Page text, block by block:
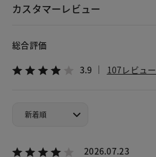
カスタマーレビュー
総合評価
3.9 107レビュー
2026.07.23